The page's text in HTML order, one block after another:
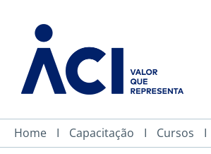
Home Capacitação Cursos